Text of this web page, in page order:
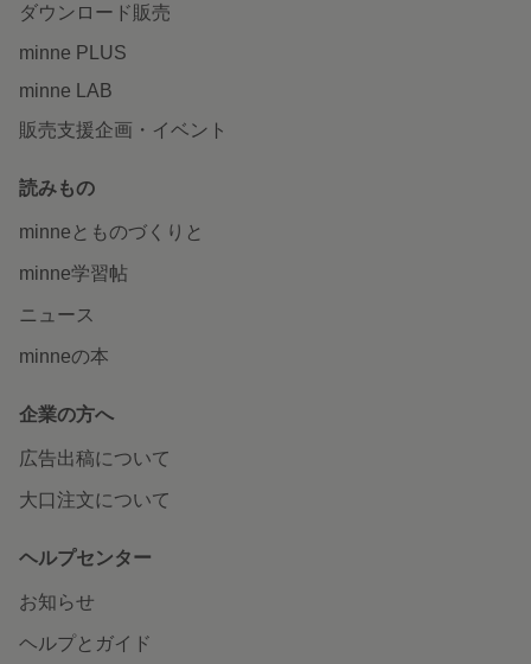
ダウンロード販売
minne PLUS
minne LAB
販売支援企画・イベント
読みもの
minneとものづくりと
minne学習帖
ニュース
minneの本
企業の方へ
広告出稿について
大口注文について
ヘルプセンター
お知らせ
ヘルプとガイド